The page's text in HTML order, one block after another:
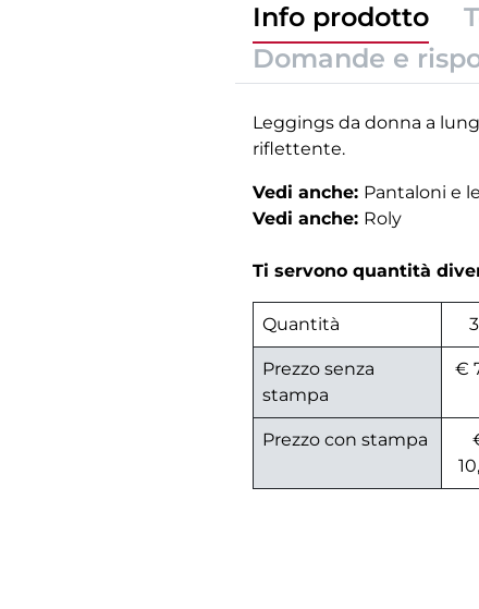
Info prodotto
Domande e
Leggings da donna a
riflettente.
Vedi anche: Pantaloni e
Vedi anche: Roly
Ti servono quantità
Quantità
Prezzo senza
stampa
€
Prezzo con stampa